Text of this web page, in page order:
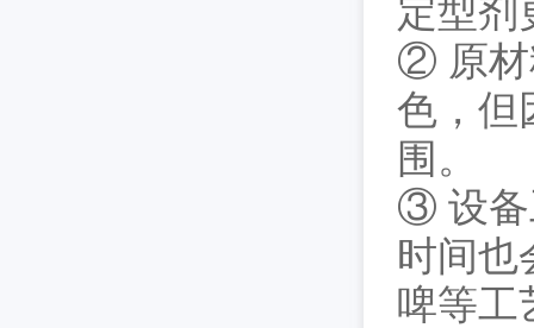
定型剂
② 原材
色，但
围。
③ 设备
时间也
啤等工